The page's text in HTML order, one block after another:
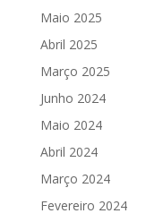
Maio 2025
Abril 2025
Março 2025
Junho 2024
Maio 2024
Abril 2024
Março 2024
Fevereiro 2024